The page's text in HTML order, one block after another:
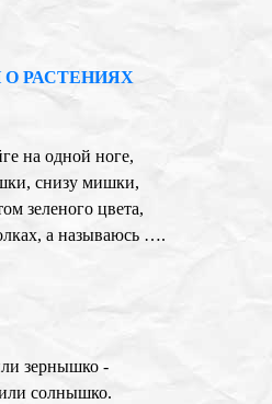
О РАСТЕНИЯХ
на одной ноге,
снизу мишки,
зеленого цвета,
а называюсь ….
зернышко -
солнышко.